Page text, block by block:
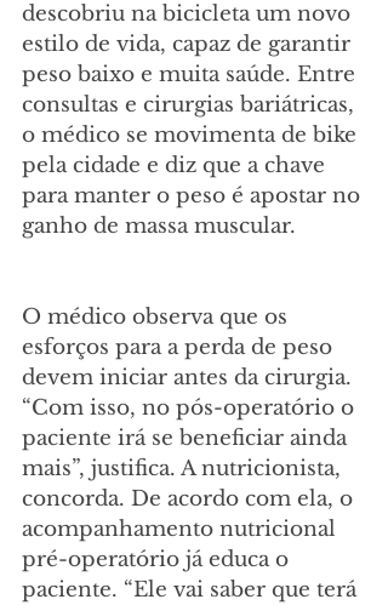
descobriu na bicicleta um novo
estilo de vida, capaz de garantir
peso baixo e muita saúde. Entre
consultas e cirurgias bariátricas,
o médico se movimenta de bike
pela cidade e diz que a chave
para manter o peso é apostar no
ganho de massa muscular.
O médico observa que os
esforços para a perda de peso
devem iniciar antes da cirurgia.
“Com isso, no pós-operatório o
paciente irá se beneficiar ainda
mais”, justifica. A nutricionista,
concorda. De acordo com ela, o
acompanhamento nutricional
pré-operatório já educa o
paciente. “Ele vai saber que terá